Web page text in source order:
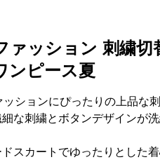
ァッション 刺繍
ンピース夏
ションにぴったりの上品な
な刺繍とボタンデザインが
スカートでゆったりとした